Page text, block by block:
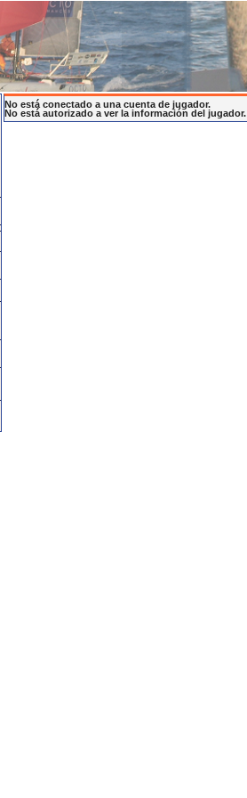
No está conectado a una cuenta de jugador.
No está autorizado a ver la información del jugador.